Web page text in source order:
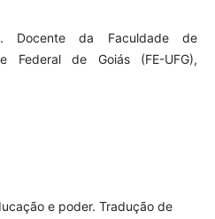
Docente da Faculdade de
Federal de Goiás (FE-UFG),
e poder. Tradução de